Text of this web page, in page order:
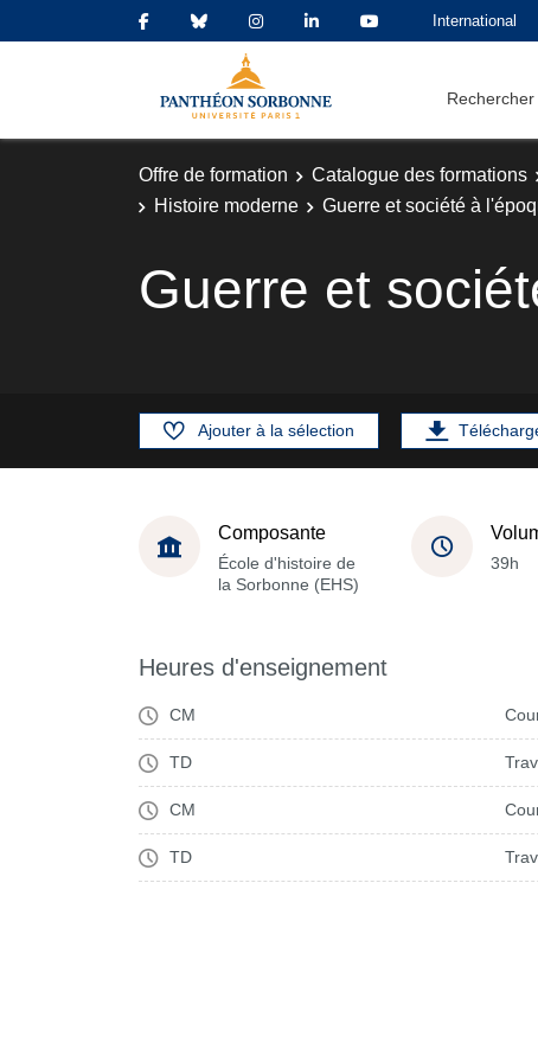
International
Offre de formation Catalogue des formations
Histoire moderne
Guerre et société à
Guerre et
Ajouter à la sélection
Composante
École d'histoire de
la Sorbonne (EHS)
39h
Heures d'enseignement
CM
TD
CM
TD